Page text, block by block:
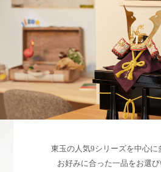
東玉の人気9シリーズを中心に
お好みに合った一品をお選び